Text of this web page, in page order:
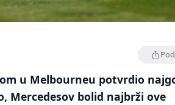
u Melbourneu potvrdio
Mercedesov bolid najbrži ove